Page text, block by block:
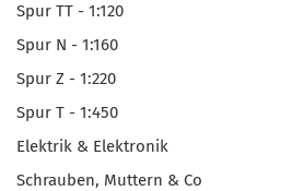
Spur TT - 1:120
Spur N - 1:160
Spur Z - 1:220
Spur T - 1:450
Elektrik & Elektronik
Schrauben, Muttern & Co